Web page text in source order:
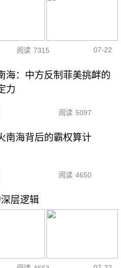
阅读 7315 07-22
海：中方反制菲美挑衅的
力
阅读 5097
南海背后的霸权算计
阅读 4650
层逻辑